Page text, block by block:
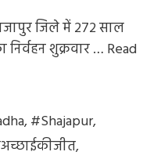
जिले में 272 साल
शुक्रवार … Read
,#Shajapur,
,